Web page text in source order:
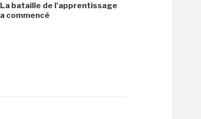
La bataille de l'apprentissage
a commencé